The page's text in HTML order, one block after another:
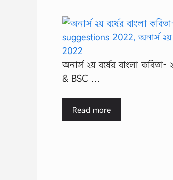
অনার্স ২য় বর্ষের বাংলা
& BSC …
Read more